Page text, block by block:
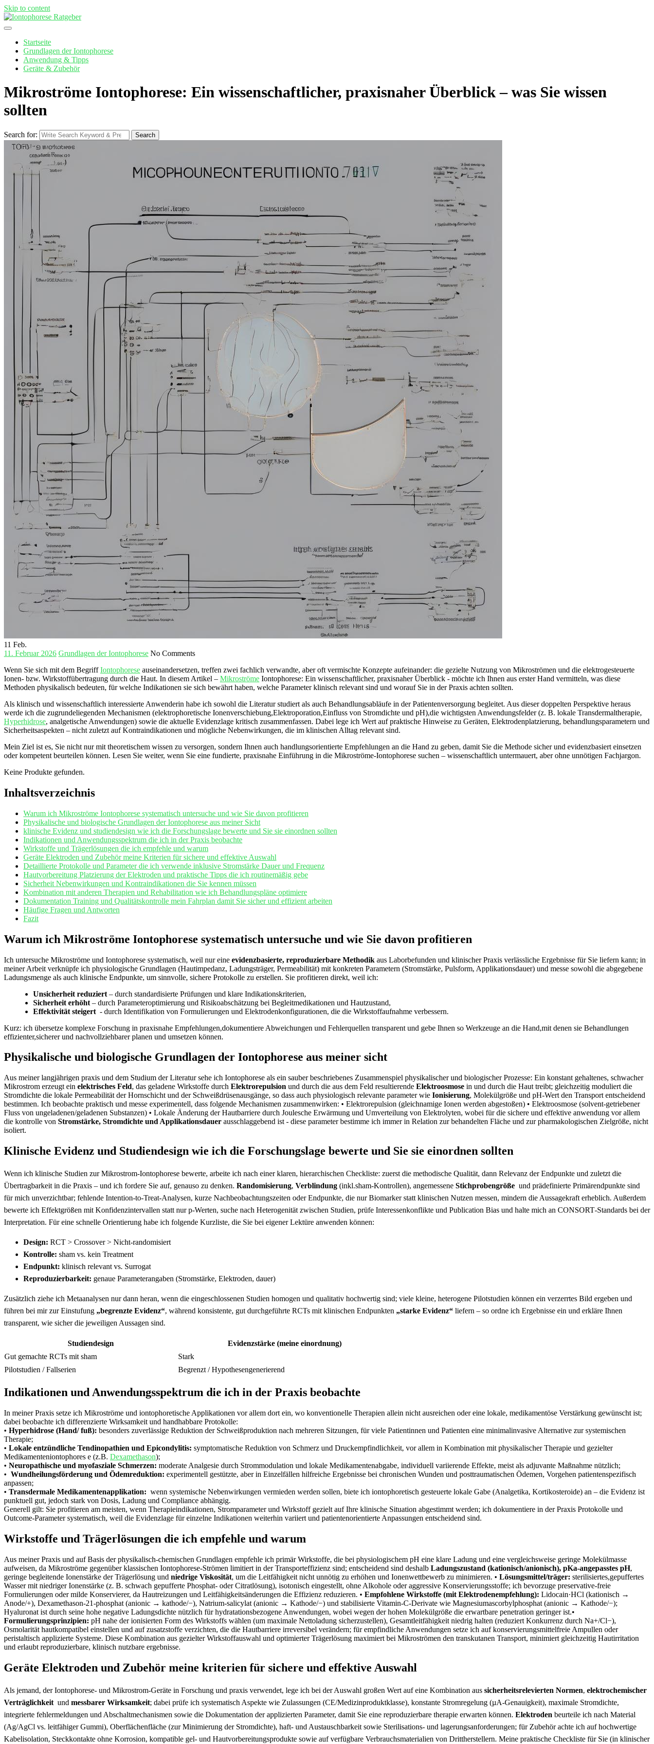
Skip to content
Startseite
Grundlagen der Iontophorese
Anwendung & Tipps
Geräte & Zubehör
Mikroströme Iontophorese: Ein wissenschaftlicher, praxisnaher Überblick – was Sie wissen
sollten
Search for: Search
11 Feb.
11. Februar 2026 Grundlagen der Iontophorese No Comments
Wenn Sie sich mit⁣ dem BegriffIontophorese ⁢ auseinandersetzen, treffen zwei fachlich verwandte, aber oft vermischte Konzepte​ aufeinander: die⁢ gezielte Nutzung von Mikroströmen und die elektrogesteuerte
Ionen-⁣ bzw. Wirkstoffübertragung durch die Haut. In diesem Artikel – Mikroströme Iontophorese: Ein wissenschaftlicher, praxisnaher Überblick -​ möchte⁤ ich Ihnen aus erster Hand vermitteln, ‌was diese
Methoden physikalisch ⁢bedeuten, für‌ welche Indikationen sie ​sich bewährt haben, welche Parameter‍ klinisch relevant sind und worauf Sie⁤ in der Praxis‍ achten sollten.
Als klinisch und wissenschaftlich interessierte Anwenderin habe ich‌ sowohl die Literatur studiert ‌als‌ auch Behandlungsabläufe in der Patientenversorgung begleitet.‌ Aus dieser doppelten ⁤Perspektive heraus
werde ich die zugrundeliegenden ‌Mechanismen (elektrophoretische‌ Ionenverschiebung,Elektroporation,Einfluss von Stromdichte und pH),die wichtigsten Anwendungsfelder ⁣(z. B. lokale Transdermaltherapie,
Hyperhidrose, analgetische‍ Anwendungen) sowie die aktuelle Evidenzlage kritisch⁤ zusammenfassen. Dabei lege​ ich Wert⁣ auf praktische Hinweise ‌zu Geräten, Elektrodenplatzierung, behandlungsparametern und
Sicherheitsaspekten – nicht zuletzt auf Kontraindikationen und mögliche Nebenwirkungen, die im klinischen ⁤Alltag ‍relevant sind.
Mein⁤ Ziel ist es, Sie nicht nur mit theoretischem wissen zu versorgen, sondern Ihnen⁤ auch handlungsorientierte Empfehlungen an die Hand zu geben, damit Sie die Methode​ sicher und evidenzbasiert⁢ einsetzen
oder ​kompetent beurteilen können. Lesen⁣ Sie weiter, wenn Sie eine fundierte, praxisnahe Einführung in die ⁤Mikroströme-Iontophorese ⁣suchen – wissenschaftlich​ untermauert, aber ohne unnötigen ‍Fachjargon.
Keine Produkte gefunden.
Inhaltsverzeichnis
Warum ‌ich Mikroströme⁤ Iontophorese systematisch untersuche und wie Sie​ davon profitieren
Physikalische und‍ biologische Grundlagen der ⁢Iontophorese⁣ aus meiner⁢ Sicht
klinische Evidenz und studiendesign⁢ wie ⁣ich die Forschungslage ⁤bewerte⁣ und Sie sie einordnen sollten
Indikationen und Anwendungsspektrum‍ die ich‌ in der Praxis beobachte
Wirkstoffe und Trägerlösungen die ich empfehle und warum
Geräte Elektroden und Zubehör meine Kriterien für sichere und ⁢effektive Auswahl
Detaillierte Protokolle und Parameter die ich verwende inklusive Stromstärke ⁣Dauer⁤ und ⁤Frequenz
Hautvorbereitung⁣ Platzierung der Elektroden und ⁢praktische ​Tipps die ich routinemäßig gebe
Sicherheit Nebenwirkungen ‍und Kontraindikationen die Sie kennen müssen
Kombination ​mit anderen Therapien und ⁢Rehabilitation wie⁣ ich Behandlungspläne optimiere
Dokumentation Training ‍und Qualitätskontrolle mein ⁤Fahrplan⁢ damit Sie sicher und effizient‍ arbeiten
Häufige Fragen und Antworten
Fazit
Warum ich Mikroströme Iontophorese systematisch untersuche und wie Sie davon profitieren
Ich untersuche⁣ Mikroströme ⁣und Iontophorese systematisch, ‍weil⁣ nur eine evidenzbasierte, reproduzierbare Methodik aus Laborbefunden‍ und klinischer Praxis verlässliche Ergebnisse für ⁣Sie ⁢liefern kann; in
meiner Arbeit verknüpfe ich​ physiologische Grundlagen (Hautimpedanz, Ladungsträger, Permeabilität) mit konkreten Parametern (Stromstärke, Pulsform, Applikationsdauer) und⁣ messe⁤ sowohl die abgegebene
Ladungsmenge als auch klinische Endpunkte, um sinnvolle, sichere Protokolle zu‍ erstellen. ⁢Sie profitieren direkt, weil ich:
Unsicherheit reduziert – durch standardisierte⁣ Prüfungen und klare Indikationskriterien,
Sicherheit erhöht – durch Parameteroptimierung und Risikoabschätzung bei Begleitmedikationen⁣ und Hautzustand,
Effektivität steigert ⁢ -‍ durch ⁣Identifikation⁣ von Formulierungen und Elektrodenkonfigurationen, die ‍die‍ Wirkstoffaufnahme ‍verbessern.
Kurz: ich übersetze‌ komplexe‌ Forschung in praxisnahe‍ Empfehlungen,dokumentiere ‍Abweichungen und Fehlerquellen transparent und gebe Ihnen ​so Werkzeuge‍ an die Hand,mit denen sie​ Behandlungen‌
effizienter,sicherer und nachvollziehbarer planen und umsetzen⁤ können.
Physikalische und biologische Grundlagen der Iontophorese aus meiner ⁣sicht
Aus meiner langjährigen praxis und ⁣dem Studium der‌ Literatur sehe ich ⁣Iontophorese als ein‍ sauber beschriebenes Zusammenspiel physikalischer ⁢und biologischer Prozesse: Ein konstant ⁣gehaltenes,‍ schwacher ​
Mikrostrom erzeugt ein elektrisches Feld, das‍ geladene Wirkstoffe durch Elektrorepulsion und durch die aus dem Feld resultierende Elektroosmose in und durch⁢ die Haut treibt; ⁢gleichzeitig moduliert ​die
Stromdichte die lokale Permeabilität ⁤der Hornschicht und der Schweißdrüsenausgänge, so ‌dass⁤ auch physiologisch relevante‌ parameter wie Ionisierung, Molekülgröße und‌ pH-Wert den ⁢Transport entscheidend
bestimmen. ‌Ich beobachte praktisch und messe experimentell, dass folgende‌ Mechanismen zusammenwirken: •‌ Elektrorepulsion (gleichnamige Ionen⁣ werden abgestoßen) • Elektroosmose‌ (solvent-getriebener
Fluss⁤ von ungeladenen/geladenen Substanzen) • Lokale Änderung der Hautbarriere⁢ durch Joulesche Erwärmung und ⁢Umverteilung ‍von Elektrolyten, wobei für die sichere und effektive anwendung vor⁢ allem
⁤die kontrolle von Stromstärke, ‌Stromdichte ⁢und Applikationsdauer ⁤ausschlaggebend ist ⁣- diese parameter bestimme ‍ich ‌immer in Relation zur behandelten ⁤Fläche⁢ und zur pharmakologischen Zielgröße, nicht
isoliert.
Klinische Evidenz und Studiendesign ​wie ich die Forschungslage bewerte und Sie sie ​einordnen sollten
Wenn ich klinische Studien zur‍ Mikrostrom-Iontophorese bewerte, arbeite ‍ich nach einer klaren, ⁣hierarchischen Checkliste: zuerst die methodische Qualität, ⁣dann‍ Relevanz der Endpunkte‌ und‍ zuletzt die
Übertragbarkeit in die Praxis – und ich fordere Sie auf, genauso zu⁣ denken. Randomisierung, Verblindung (inkl.sham‑Kontrollen), angemessene Stichprobengröße ​ und prädefinierte Primärendpunkte sind
für mich unverzichtbar; fehlende Intention‑to‑Treat‑Analysen,‌ kurze Nachbeobachtungszeiten oder Endpunkte, die⁤ nur Biomarker statt klinischen Nutzen‍ messen, ‌mindern die ‍Aussagekraft erheblich. Außerdem
bewerte ich Effektgrößen ​mit⁤ Konfidenzintervallen statt nur p‑Werten, suche nach ⁣Heterogenität zwischen Studien, prüfe ‌Interessenkonflikte und‍ Publication Bias‍ und ⁣halte mich an CONSORT‑Standards ‌bei der
Interpretation. Für eine ⁢schnelle Orientierung habe ich‌ folgende ‍Kurzliste, die Sie bei eigener Lektüre anwenden können:
Design: RCT ⁤> Crossover > Nicht‑randomisiert
Kontrolle: ‌sham vs. kein Treatment
Endpunkt: klinisch relevant vs. Surrogat
Reproduzierbarkeit: genaue‍ Parameterangaben⁢ (Stromstärke, Elektroden, dauer)
Zusätzlich ziehe ich Metaanalysen‌ nur dann heran, wenn die ‍eingeschlossenen Studien homogen und‌ qualitativ hochwertig sind; viele kleine, heterogene Pilotstudien können ein​ verzerrtes Bild ergeben und
führen bei mir zur ⁤Einstufung „begrenzte Evidenz“, während konsistente, gut durchgeführte RCTs mit klinischen Endpunkten „starke Evidenz“ liefern – so ordne ich Ergebnisse ein und erkläre Ihnen
transparent, wie ⁢sicher‌ die jeweiligen⁢ Aussagen sind.
Studiendesign
Evidenzstärke (meine einordnung)
Gut gemachte⁣ RCTs ‌mit sham
Stark
Pilotstudien / ​Fallserien
Begrenzt / Hypothesengenerierend
Indikationen und‍ Anwendungsspektrum die ich in der Praxis​ beobachte
In meiner​ Praxis ‍setze ich‍ Mikroströme ⁤und iontophoretische Applikationen vor‌ allem dort‌ ein, wo konventionelle Therapien allein nicht ausreichen ‍oder⁣ eine lokale, medikamentöse Verstärkung gewünscht ist;
dabei beobachte‍ ich differenzierte Wirksamkeit und handhabbare ⁢Protokolle:
• Hyperhidrose (Hand/ fuß): ⁢besonders​ zuverlässige Reduktion der Schweißproduktion nach mehreren Sitzungen,‌ für viele Patientinnen und Patienten eine minimalinvasive​ Alternative zur systemischen
Therapie;​
• Lokale entzündliche Tendinopathien und Epicondylitis: symptomatische⁣ Reduktion​ von Schmerz und Druckempfindlichkeit, vor⁣ allem⁣ in Kombination mit physikalischer‍ Therapie und gezielter
Medikamenteniontophores‌ e (z.B. Dexamethason); ‌
• Neuropathische‍ und myofasziale ⁤Schmerzen: moderate ⁤Analgesie durch Strommodulation und lokale Medikamentenabgabe, individuell variierende Effekte, meist als adjuvante Maßnahme nützlich;‍
• ⁢ Wundheilungsförderung ‌und ⁣Ödemreduktion: experimentell gestützte, aber in ⁢Einzelfällen hilfreiche Ergebnisse bei chronischen Wunden und posttraumatischen Ödemen, Vorgehen patientenspezifisch
anpassen;
•‌ Transdermale Medikamentenapplikation: ​ wenn systemische Nebenwirkungen vermieden werden sollen, biete ich iontophoretisch gesteuerte lokale⁣ Gabe (Analgetika, ⁢Kortikosteroide) an – ⁣die Evidenz​ ist
punktuell gut, jedoch‌ stark von Dosis,⁤ Ladung und ⁤Compliance abhängig.
Generell ‍gilt: Sie‍ profitieren ⁤am meisten, wenn Therapieindikationen, Stromparameter⁤ und Wirkstoff gezielt ⁢auf Ihre klinische Situation abgestimmt werden; ‍ich dokumentiere in ⁤der Praxis Protokolle und⁤
Outcome-Parameter‌ systematisch, weil die Evidenzlage für einzelne Indikationen weiterhin variiert und ⁢patientenorientierte Anpassungen entscheidend sind.
Wirkstoffe und Trägerlösungen die ​ich empfehle ‌und warum
Aus⁢ meiner Praxis und‌ auf⁣ Basis der physikalisch-chemischen Grundlagen ‍empfehle ich primär Wirkstoffe, die bei physiologischem ⁤pH eine klare‍ Ladung und ⁢eine vergleichsweise geringe Molekülmasse
aufweisen, da Mikroströme gegenüber klassischen Iontophorese-Strömen limitiert in der ⁤Transporteffizienz sind; entscheidend ⁣sind deshalb Ladungszustand⁤ (kationisch/anionisch), pKa‑angepasstes pH,
geringe begleitende Ionenstärke der Trägerlösung und niedrige Viskosität, ⁣um die Leitfähigkeit nicht unnötig zu erhöhen und⁢ Ionenwettbewerb zu​ minimieren.⁢ • Lösungsmittel/träger: sterilisiertes,gepuffertes
Wasser mit niedriger Ionenstärke (z. B. ⁤schwach gepufferte Phosphat- oder Citratlösung), isotonisch eingestellt, ohne‌ Alkohole oder aggressive Konservierungsstoffe; ich bevorzuge preservative‑freie
Formulierungen oder milde Konservierer, da Hautreizungen und Leitfähigkeitsänderungen⁢ die Effizienz reduzieren.⁢ • Empfohlene Wirkstoffe (mit Elektrodenempfehlung): Lidocain·HCl (kationisch →
Anode/+), ​Dexamethason‑21‑phosphat (anionic → kathode/−), ⁣Natrium‑salicylat (anionic → Kathode/−) und stabilisierte Vitamin‑C‑Derivate wie Magnesiumascorbylphosphat (anionic → Kathode/−);
Hyaluronat ist durch⁤ seine ⁢hohe ⁣negative⁢ Ladungsdichte nützlich ‌für ‌hydratationsbezogene ​Anwendungen, ⁢wobei wegen der hohen Molekülgröße die erwartbare ‍penetration geringer ist.•
Formulierungsprinzipien: pH nahe der ionisierten Form⁣ des Wirkstoffs ​wählen (um maximale Nettoladung sicherzustellen), ​Gesamtleitfähigkeit niedrig ‍halten ⁢(reduziert Konkurrenz durch Na+/Cl−),
Osmolarität hautkompatibel einstellen⁣ und auf ⁣zusatzstoffe verzichten,​ die die Hautbarriere ⁤irreversibel verändern; für empfindliche Anwendungen setze ich‍ auf konservierungsmittelfreie Ampullen oder
peristaltisch applizierte Systeme. Diese Kombination aus gezielter Wirkstoffauswahl und optimierter Trägerlösung maximiert bei⁤ Mikroströmen den transkutanen Transport, minimiert‍ gleichzeitig ⁤Hautirritation
und erlaubt reproduzierbare, klinisch nutzbare ⁣ergebnisse.
Geräte Elektroden und Zubehör meine kriterien für sichere und effektive Auswahl
Als jemand, der Iontophorese- und Mikrostrom-Geräte in Forschung und praxis verwendet, lege ich bei⁢ der Auswahl großen Wert auf eine ⁣Kombination aus​ sicherheitsrelevierten Normen, elektrochemischer
Verträglichkeit ⁢ und‍ messbarer Wirksamkeit; dabei prüfe ich⁣ systematisch Aspekte wie Zulassungen (CE/Medizinproduktklasse), konstante Stromregelung (µA-Genauigkeit), maximale Stromdichte,‍
integrierte fehlermeldungen und Abschaltmechanismen⁢ sowie die Dokumentation ⁤der applizierten ⁢Parameter, damit Sie​ eine reproduzierbare therapie ⁢erwarten ⁢können. Elektroden beurteile‌ ich nach Material
(Ag/AgCl ⁣vs. leitfähiger⁣ Gummi), Oberflächenfläche (zur Minimierung der Stromdichte), haft-⁣ und ‍Austauschbarkeit sowie Sterilisations- und lagerungsanforderungen;⁣ für Zubehör achte​ ich auf hochwertige
Kabelisolation, Steckkontakte ohne Korrosion, kompatible​ gel- und ​Hautvorbereitungsprodukte sowie auf ‍verfügbare Verbrauchsmaterialien ​von‍ Drittherstellern. Meine praktische Checkliste ‍für Sie ⁣(in klinischer